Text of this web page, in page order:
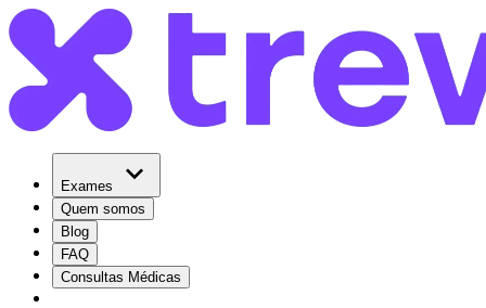
Exames
Quem somos
Blog
FAQ
Consultas Médicas